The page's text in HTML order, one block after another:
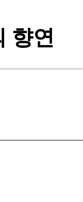
향연